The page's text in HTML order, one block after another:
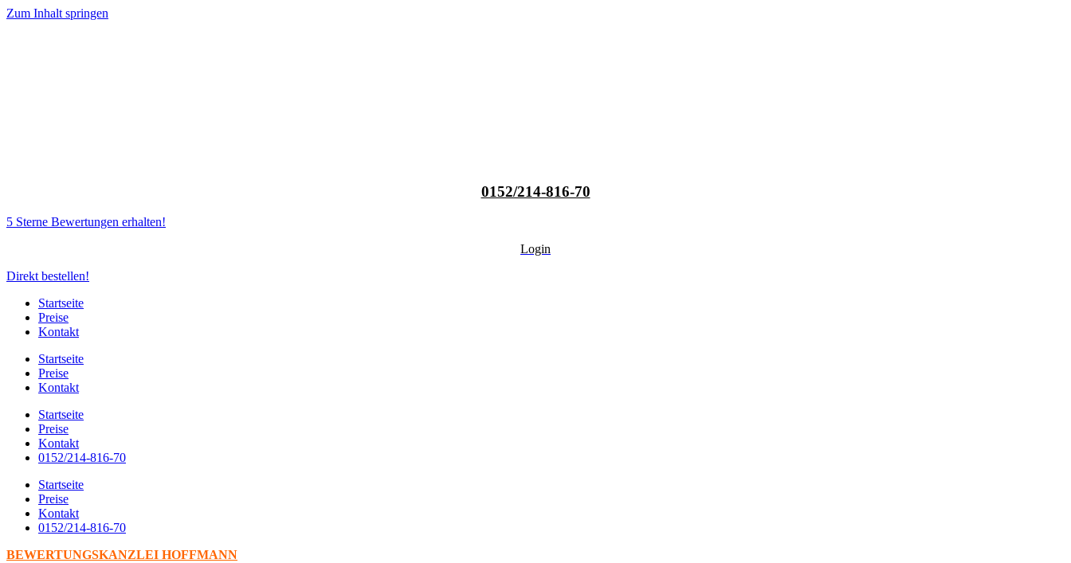
Zum Inhalt springen
0152/214-816-70
5 Sterne Bewertungen erhalten!
Login
Direkt bestellen!
Startseite
Preise
Kontakt
Startseite
Preise
Kontakt
Startseite
Preise
Kontakt
0152/214-816-70
Startseite
Preise
Kontakt
0152/214-816-70
BEWERTUNGSKANZLEI HOFFMANN